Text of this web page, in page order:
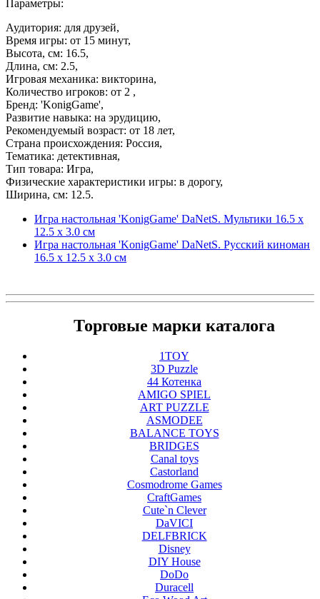
Параметры:
Аудитория: для друзей,
Время игры: от 15 минут,
Высота, см: 16.5,
Длина, см: 2.5,
Игровая механика: викторина,
Количество игроков: от 2 ,
Бренд: 'KonigGame',
Развитие навыка: на эрудицию,
Рекомендуемый возраст: от 18 лет,
Страна происхождения: Россия,
Тематика: детективная,
Тип товара: Игра,
Физические характеристики игры: в дорогу,
Ширина, см: 12.5.
Игра настольная 'KonigGame' DaNetS. Мультики 16.5 х
12.5 х 3.0 см
Игра настольная 'KonigGame' DaNetS. Русский киноман
16.5 х 12.5 х 3.0 см
Торговые марки каталога
1TOY
3D Puzzle
44 Котенка
AMIGO SPIEL
ART PUZZLE
ASMODEE
BALANCE TOYS
BRIDGES
Canal toys
Castorland
Cosmodrome Games
CraftGames
Cute`n Clever
DaVICI
DELFBRICK
Disney
DIY House
DoDo
Duracell